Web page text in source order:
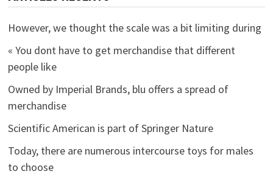
However, we thought the scale was a bit limiting during
« You dont have to get merchandise that different
people like
Owned by Imperial Brands, blu offers a spread of
merchandise
Scientific American is part of Springer Nature
Today, there are numerous intercourse toys for males
to choose